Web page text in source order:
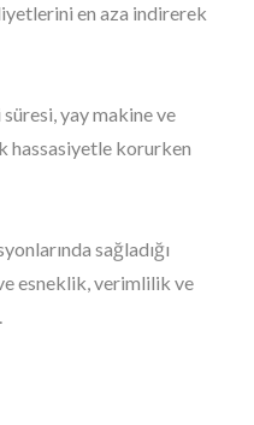
en aza indirerek
yay makine ve
hassasiyetle korurken
sağladığı
esneklik, verimlilik ve